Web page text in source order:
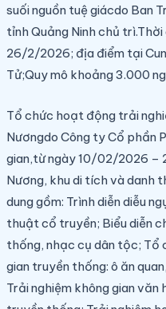
suối nguồn tuệ giácdo Ban
tỉnh Quảng Ninh chủ trì.Thời
26/2/2026; địa điểm tại
Tử;Quy mô khoảng 3.000
Tổ chức hoạt động trải
Nươngdo Công ty Cổ phần
gian,từ ngày 10/02/2026
Nương, khu di tích và danh
dung gồm: Trình diễn diễu
thuật cổ truyền; Biểu diễn
thống, nhạc cụ dân tộc; Tổ
gian truyền thống: ô ăn
Trải nghiệm không gian